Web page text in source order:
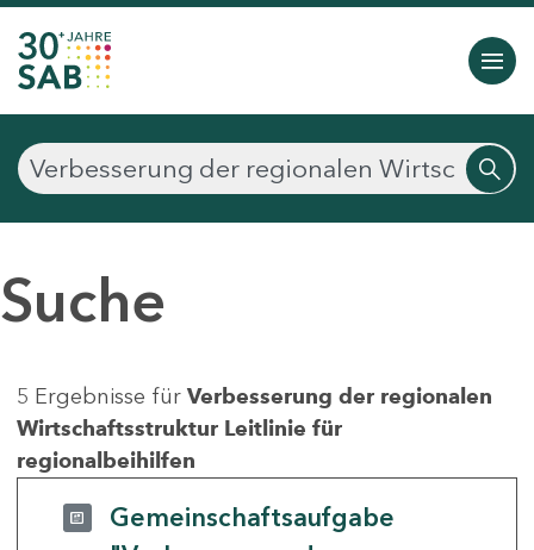
Suche
5 Ergebnisse für Verbesserung der regionalen
Wirtschaftsstruktur Leitlinie für
regionalbeihilfen
Gemeinschaftsaufgabe